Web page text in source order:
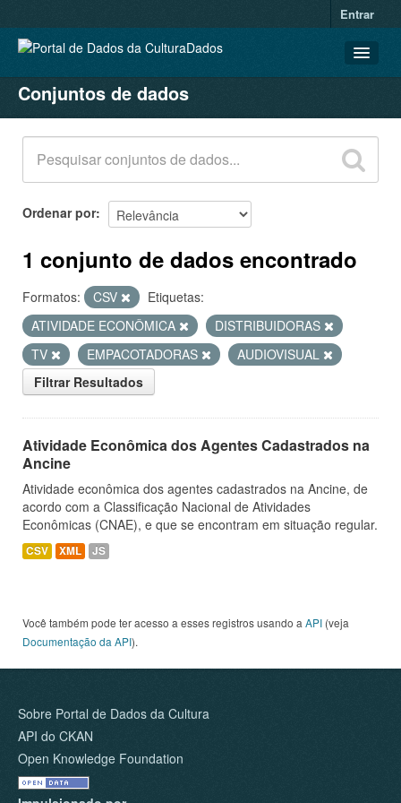
Entrar
CONJUNTOS DE DADOS
ORGANIZAÇÕES
GRUPOS
SOBRE
Conjuntos de dados
Ordenar por
1 conjunto de dados encontrado
Formatos: CSV
Etiquetas:
ATIVIDADE ECONÔMICA
DISTRIBUIDORAS
TV
EMPACOTADORAS
AUDIOVISUAL
Filtrar Resultados
Atividade Econômica dos Agentes Cadastrados na
Ancine
Atividade econômica dos agentes cadastrados na Ancine, de
acordo com a Classificação Nacional de Atividades
Econômicas (CNAE), e que se encontram em situação regular.
CSV XML JS
Você também pode ter acesso a esses registros usando a API (veja
Documentação da API).
Sobre Portal de Dados da Cultura
API do CKAN
Open Knowledge Foundation